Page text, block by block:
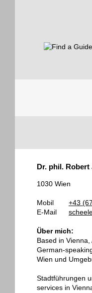
Guides
Dr. phil. Robert
1030 Wien
Mobil
+43
E-Mail
Über mich:
Based in
German-
Wien und
Stadtführungen
services in